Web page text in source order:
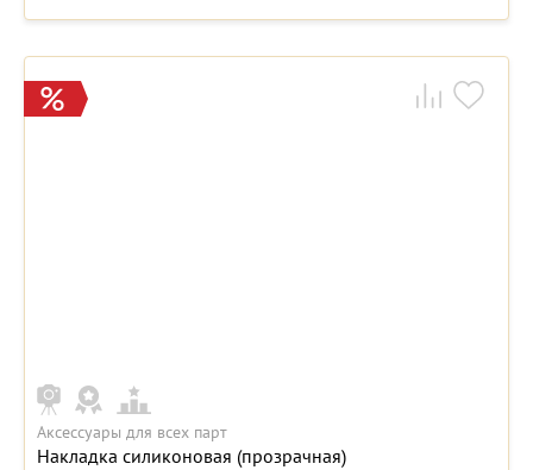
Аксессуары для всех парт
Накладка силиконовая (прозрачная)